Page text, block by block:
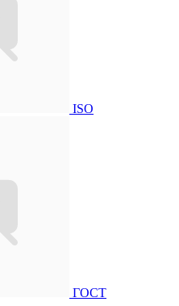
ISO
ГОСТ